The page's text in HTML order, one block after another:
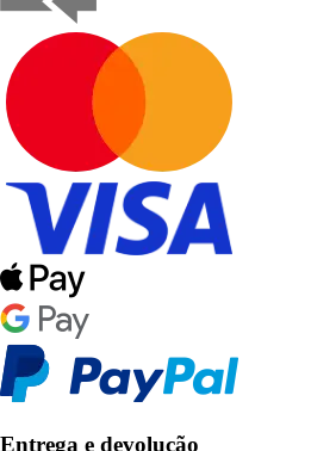
Entrega e devolução